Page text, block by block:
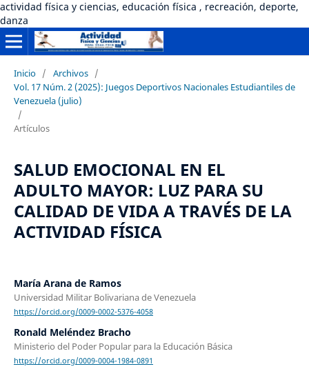
actividad física y ciencias, educación física , recreación, deporte,
danza
Inicio / Archivos /
Vol. 17 Núm. 2 (2025): Juegos Deportivos Nacionales Estudiantiles de
Venezuela (julio)
/
Artículos
SALUD EMOCIONAL EN EL
ADULTO MAYOR: LUZ PARA SU
CALIDAD DE VIDA A TRAVÉS DE LA
ACTIVIDAD FÍSICA
María Arana de Ramos
Universidad Militar Bolivariana de Venezuela
https://orcid.org/0009-0002-5376-4058
Ronald Meléndez Bracho
Ministerio del Poder Popular para la Educación Básica
https://orcid.org/0009-0004-1984-0891